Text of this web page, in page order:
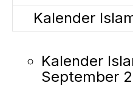
Kalender
Kalender
September